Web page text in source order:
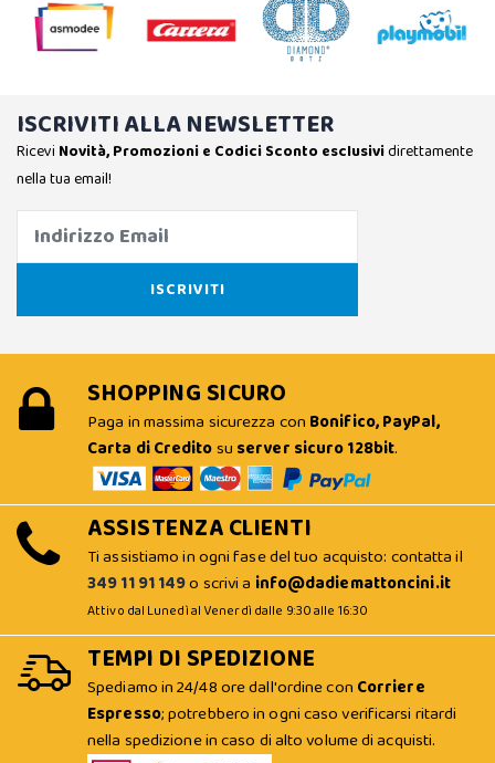
ISCRIVITI ALLA NEWSLETTER
Ricevi Novità, Promozioni e Codici Sconto esclusividirettamente
nella tua email!
SHOPPING SICURO
Paga in massima sicurezza con Bonifico, PayPal,
Carta di Creditosu server sicuro 128bit.
ASSISTENZA CLIENTI
Ti assistiamo in ogni fase del tuo acquisto: contatta il
349 11 91 149o scrivi a info@dadiemattoncini.it
Attivo dal Lunedì al Venerdì dalle 9:30 alle 16:30
TEMPI DI SPEDIZIONE
Spediamo in 24/48 ore dall'ordine con Corriere
Espresso; potrebbero in ogni caso verificarsi ritardi
nella spedizione in caso di alto volume di acquisti.